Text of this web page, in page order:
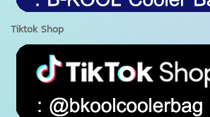
Tiktok Shop